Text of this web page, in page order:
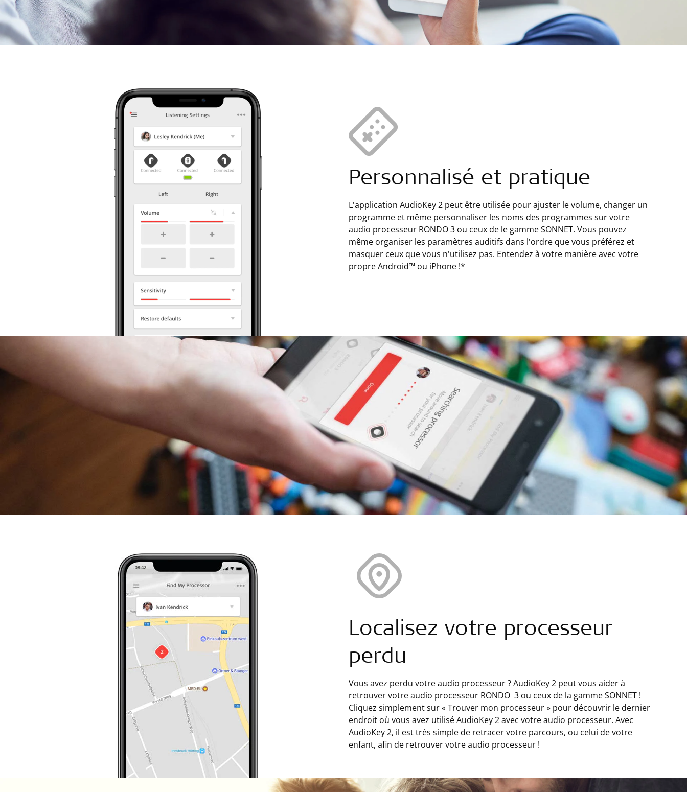
Personnalisé et pratique
L'application AudioKey 2 peut être utilisée pour ajuster le volume, changer un
programme et même personnaliser les noms des programmes sur votre
audio processeur RONDO 3 ou ceux de le gamme SONNET. Vous pouvez
même organiser les paramètres auditifs dans l'ordre que vous préférez et
masquer ceux que vous n'utilisez pas. Entendez à votre manière avec votre
propre Android™ ou iPhone !*
Localisez votre processeur
perdu
Vous avez perdu votre audio processeur ? AudioKey 2 peut vous aider à
retrouver votre audio processeur RONDO 3 ou ceux de la gamme SONNET !
Cliquez simplement sur « Trouver mon processeur » pour découvrir le dernier
endroit où vous avez utilisé AudioKey 2 avec votre audio processeur. Avec
AudioKey 2, il est très simple de retracer votre parcours, ou celui de votre
enfant, afin de retrouver votre audio processeur !